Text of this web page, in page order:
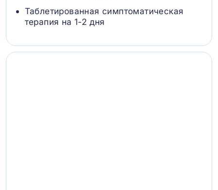
Таблетированная симптоматическая
терапия на 1-2 дня